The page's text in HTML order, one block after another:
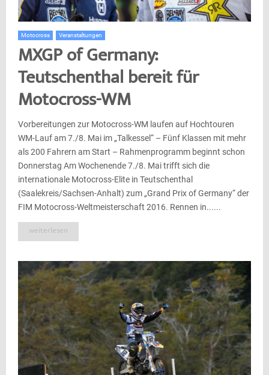
Motocross Veranstaltungen
MXGP of Germany:
Teutschenthal bereit für
Motocross-WM
Vorbereitungen zur Motocross-WM laufen auf Hochtouren
WM-Lauf am 7./8. Mai im „Talkessel“ – Fünf Klassen mit mehr
als 200 Fahrern am Start – Rahmenprogramm beginnt schon
Donnerstag Am Wochenende 7./8. Mai trifft sich die
internationale Motocross-Elite in Teutschenthal
(Saalekreis/Sachsen-Anhalt) zum „Grand Prix of Germany“ der
FIM Motocross-Weltmeisterschaft 2016. Rennen in......
weiterlesen